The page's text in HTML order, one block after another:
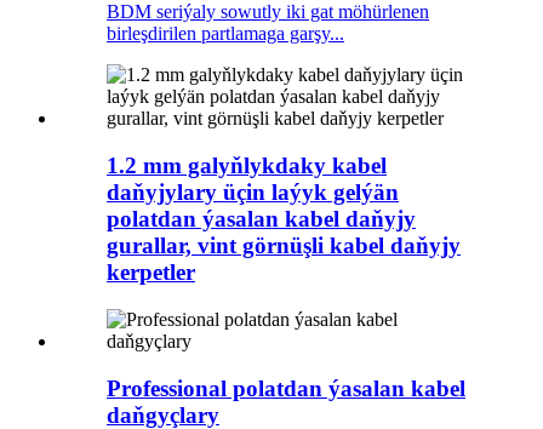
BDM seriýaly sowutly iki gat möhürlenen
birleşdirilen partlamaga garşy...
1.2 mm galyňlykdaky kabel
daňyjylary üçin laýyk gelýän
polatdan ýasalan kabel daňyjy
gurallar, vint görnüşli kabel daňyjy
kerpetler
Professional polatdan ýasalan kabel
daňgyçlary